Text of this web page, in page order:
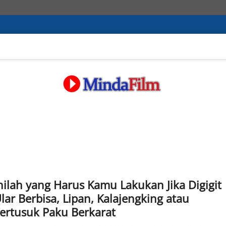
yang Harus Kamu Lakukan Jika Digigit
Berbisa, Lipan, Kalajengking atau
Paku Berkarat